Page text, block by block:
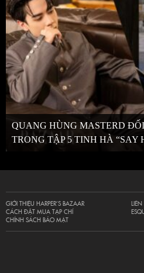
QUANG HÙNG MASTERD
TRONG TẬP 5 TINH HÀ “SAY
GIỚI THIỆU HARPER’S BAZAAR
CÁCH ĐẶT MUA TẠP CHÍ
CHÍNH SÁCH BẢO MẬT